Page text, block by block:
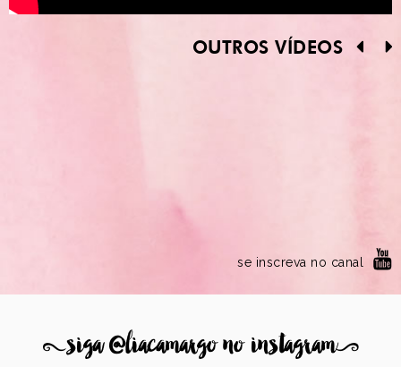
OUTROS VÍDEOS
se inscreva no canal
8siga @liacamargo no instagram9